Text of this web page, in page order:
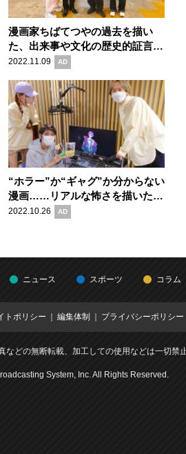
漫画家ちばてつやの過去を描い
た、出来事や文化の歴史的証言が
詰まった最高に読みやすい漫画
2022.11.09 AD
“ホラー”か“ギャグ”か分からない
漫画……リアルな怖さを描いた新
感覚ホームドラマ『住みにごり』
2022.10.26 AD
ニュース スポーツ コラム
トポリシー 編集体制 プライバシーポリシー
などの無断転載、加工しての使用などは一切禁止
System, Inc. All Rights Reserved.